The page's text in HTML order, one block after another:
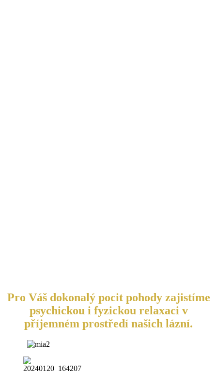
Pro Váš dokonalý pocit pohody zajistíme
psychickou i fyzickou relaxaci v
příjemném prostředí našich lázní.